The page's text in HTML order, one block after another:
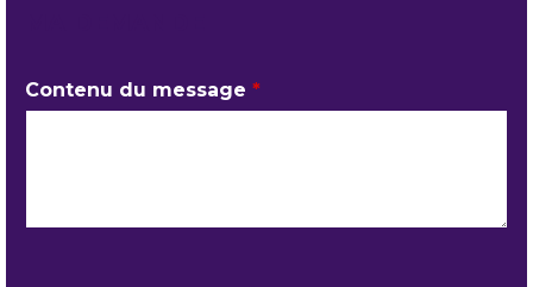
Contenu du message *